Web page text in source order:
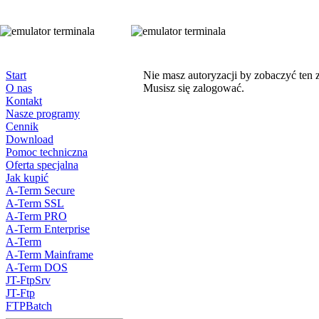
Start
O nas
Kontakt
Nasze programy
Cennik
Download
Pomoc techniczna
Oferta specjalna
Jak kupić
A-Term Secure
A-Term SSL
A-Term PRO
A-Term Enterprise
A-Term
A-Term Mainframe
A-Term DOS
JT-FtpSrv
JT-Ftp
FTPBatch
Nie masz autoryzacji by zobaczyć ten
Musisz się zalogować.